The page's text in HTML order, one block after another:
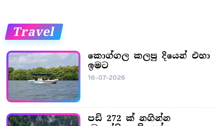
Travel
කොග්ගල කලපු දියෙන් එහා
ඉමට
16-07-2026
පඩි 272 ක් නගින්න